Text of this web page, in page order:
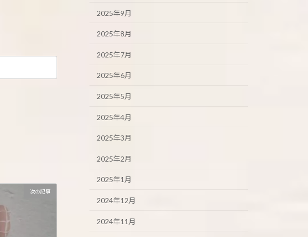
次の記事
2025年9月
2025年8月
2025年7月
2025年6月
2025年5月
2025年4月
2025年3月
2025年2月
2025年1月
2024年12月
2024年11月